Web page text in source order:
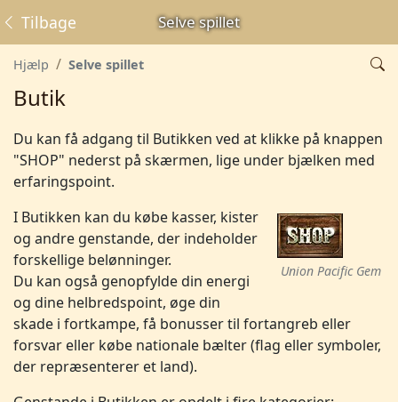
Selve spillet
Tilbage
Hjælp Selve spillet
Butik
Du kan få adgang til Butikken ved at klikke på knappen
"SHOP" nederst på skærmen, lige under bjælken med
erfaringspoint.
Union Pacific Gem
I Butikken kan du købe kasser, kister
og andre genstande, der indeholder
forskellige belønninger.
Du kan også genopfylde din energi
og dine helbredspoint, øge din
skade i fortkampe, få bonusser til fortangreb eller
forsvar eller købe nationale bælter (flag eller symboler,
der repræsenterer et land).